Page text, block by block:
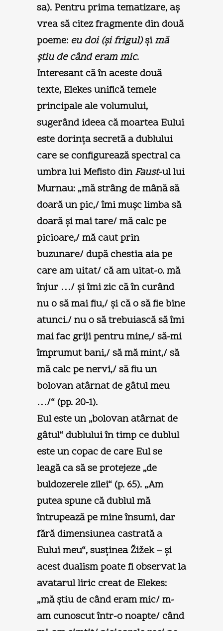
sa). Pentru prima tematizare, aş
vrea să citez fragmente din două
poeme: eu doi (şi frigul)şimă
ştiu de când eram mic.
Interesant că în aceste două
texte, Elekes unifică temele
principale ale volumului,
sugerând ideea că moartea Eului
este dorinţa secretă a dublului
care se configurează spectral ca
umbra lui Mefisto dinFaust-ul lui
Murnau: „mă strâng de mână să
doară un pic,/ îmi muşc limba să
doară şi mai tare/ mă calc pe
picioare,/ mă caut prin
buzunare/ după chestia aia pe
care am uitat/ că am uitat-o. mă
înjur …/ şi îmi zic că în curând
nu o să mai fiu,/ şi că o să fie bine
atunci./ nu o să trebuiască să îmi
mai fac griji pentru mine,/ să-mi
împrumut bani,/ să mă mint,/ să
mă calc pe nervi,/ să fiu un
bolovan atârnat de gâtul meu
…/“ (pp. 20-1).
Eul este un „bolovan atârnat de
gâtul“ dublului în timp ce dublul
este un copac de care Eul se
leagă ca să se protejeze „de
buldozerele zilei“ (p. 65). „Am
putea spune că dublul mă
întrupează pe mine însumi, dar
fără dimensiunea castrată a
Eului meu“, susţinea Žižek ­– şi
acest dualism poate fi observat la
avatarul liric creat de Elekes:
„mă ştiu de când eram mic/ m-
am cunoscut într-o noapte/ când